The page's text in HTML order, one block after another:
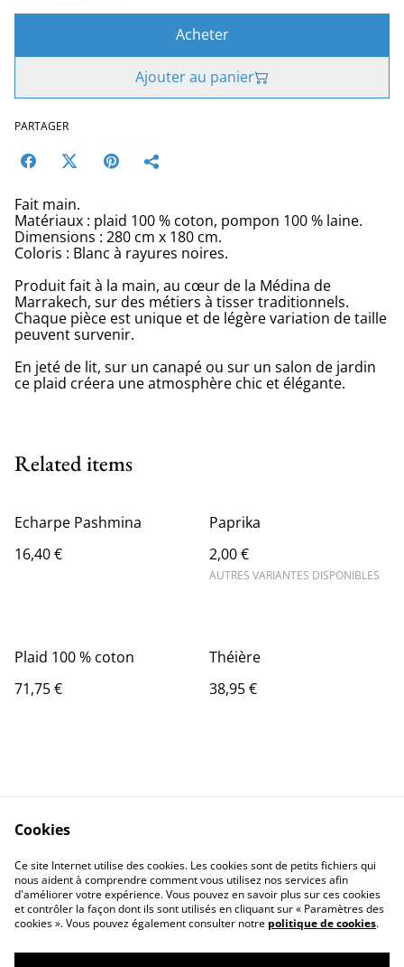
Acheter
Ajouter au panier
PARTAGER
Fait main.
Matériaux : plaid 100 % coton, pompon 100 % laine.
Dimensions : 280 cm x 180 cm.
Coloris : Blanc à rayures noires.
Produit fait à la main, au cœur de la Médina de
Marrakech, sur des métiers à tisser traditionnels.
Chaque pièce est unique et de légère variation de taille
peuvent survenir.
En jeté de lit, sur un canapé ou sur un salon de jardin
ce plaid créera une atmosphère chic et élégante.
Related items
Echarpe Pashmina
16,40 €
Paprika
2,00 €
AUTRES VARIANTES DISPONIBLES
Plaid 100 % coton
71,75 €
Théière
38,95 €
Contact Us
Legal Terms
Privacy Policy
Cookie Policy
Cookies
Ce site Internet utilise des cookies. Les cookies sont de petits fichiers qui
nous aident à comprendre comment vous utilisez nos services afin
d'améliorer votre expérience. Vous pouvez en savoir plus sur ces cookies
et contrôler la façon dont ils sont utilisés en cliquant sur « Paramètres des
cookies ». Vous pouvez également consulter notre politique de cookies.